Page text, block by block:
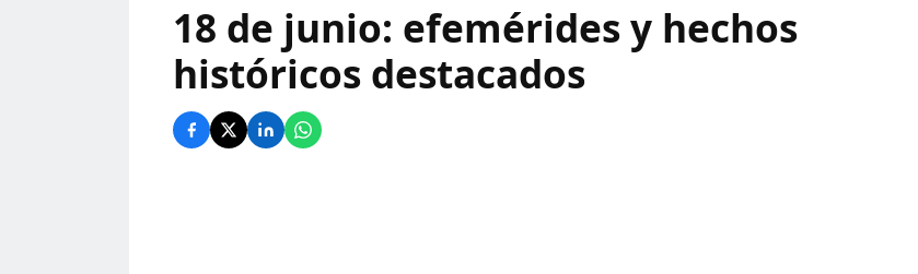
18 de junio: efemérides y hechos
históricos destacados